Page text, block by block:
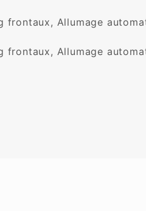
frontaux, Allumage
frontaux, Allumage